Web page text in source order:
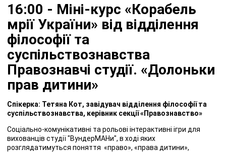
16:00 - Міні-курс «Корабель
мрії України» від відділення
філософії та
суспільствознавства
Правознавчі студії. «Долоньки
прав дитини»
Спікерка: Тетяна Кот, завідувач відділення філософії та
суспільствознавства, керівник секції «Правознавство»
Соціально-комунікативні та рольові інтерактивні ігри для
вихованців студії "ВундерМАНи", в ході яких
розглядатимуться поняття «право», «права дитини»,